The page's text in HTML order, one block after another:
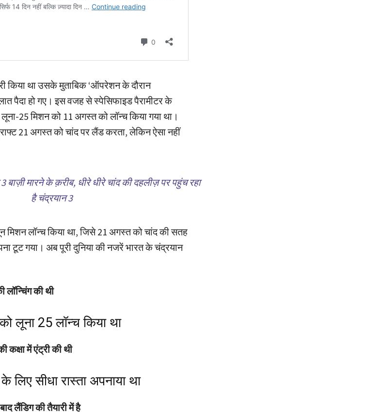
किया था उसके मुताबिक ‘ऑपरेशन के दौरान
पैदा हो गए। इस वजह से स्पेसिफाइड पैरामीटर के
लूना-25 मिशन को 11 अगस्त को लॉन्च किया गया था।
21 अगस्त को चांद पर लैंड करता, लेकिन ऐसा नहीं
बाज़ी मारने के क़रीब, धीरे धीरे चांद की दहलीज़ पर पहुंच रहा
है चंद्रयान 3
मिशन लॉन्च किया था, जिसे 21 अगस्त को चांद की सतह
टूट गया। अब पूरी दुनिया की नजरें भारत के चंद्रयान
लॉन्चिंग की थी
लूना 25 लॉन्च किया था
में एंट्री की थी
सीधा रास्ता अपनाया था
लैंडिग की तैयारी में है